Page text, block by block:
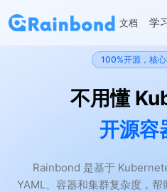
文档 学
100%开源，核
不用懂
开源容
Rainbond 是基于
YAML、容器和集群复杂度，